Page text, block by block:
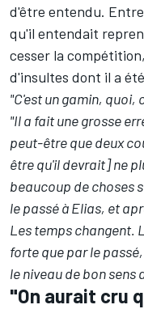
d'être entendu.
qu'il entendait
cesser la
d'insultes dont il a
"C'est un gamin, quoi,
"Il a fait une grosse
peut-être que deux
être qu'il devrait] ne
beaucoup de choses
le passé à Elias, et
Les temps changent.
forte que par le
le niveau de bon sens
"On aurait cru